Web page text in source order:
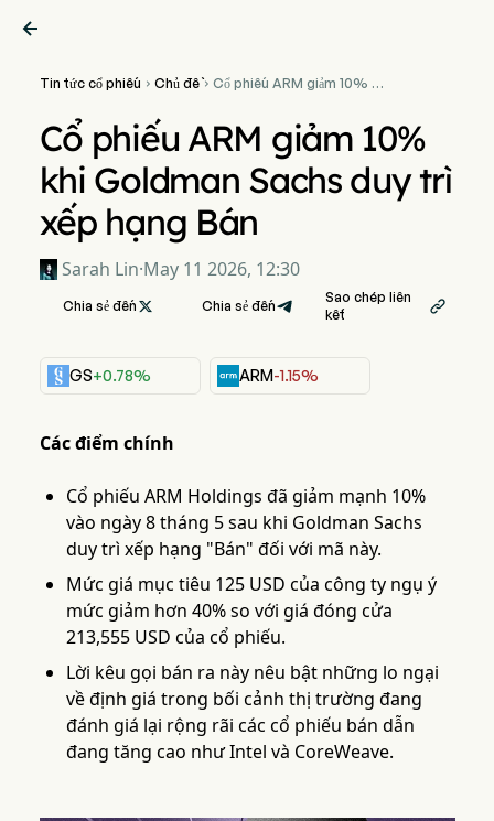

Tin tức cổ phiếu  Chủ đề Cổ phiếu ARM giảm 10% khi
Cổ phiếu ARM giảm 10%
khi Goldman Sachs duy trì
xếp hạng Bán
Sarah Lin·May 11 2026, 12:30
Chia sẻ đến  Chia sẻ đến
Sao chép liên
kết

GS+0.78% ARM-1.15%
Các điểm chính
Cổ phiếu ARM Holdings đã giảm mạnh 10%
vào ngày 8 tháng 5 sau khi Goldman Sachs
duy trì xếp hạng "Bán" đối với mã này.
Mức giá mục tiêu 125 USD của công ty ngụ ý
mức giảm hơn 40% so với giá đóng cửa
213,555 USD của cổ phiếu.
Lời kêu gọi bán ra này nêu bật những lo ngại
về định giá trong bối cảnh thị trường đang
đánh giá lại rộng rãi các cổ phiếu bán dẫn
đang tăng cao như Intel và CoreWeave.